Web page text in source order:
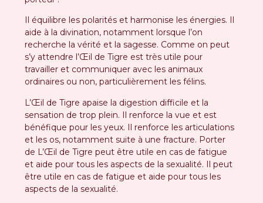
Il équilibre les polarités et harmonise les énergies. Il
aide à la divination, notamment lorsque l’on
recherche la vérité et la sagesse. Comme on peut
s’y attendre l’Œil de Tigre est très utile pour
travailler et communiquer avec les animaux
ordinaires ou non, particulièrement les félins.
L’Œil de Tigre apaise la digestion difficile et la
sensation de trop plein. Il renforce la vue et est
bénéfique pour les yeux. Il renforce les articulations
et les os, notamment suite à une fracture. Porter
de L’Œil de Tigre peut être utile en cas de fatigue
et aide pour tous les aspects de la sexualité. Il peut
être utile en cas de fatigue et aide pour tous les
aspects de la sexualité.